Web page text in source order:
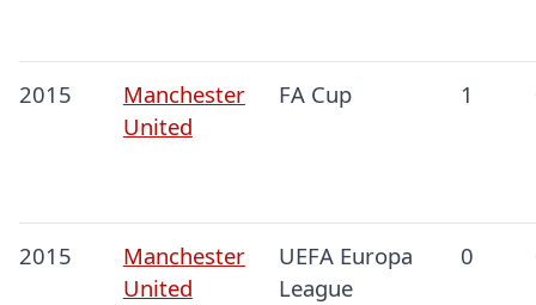
2015
Manchester
United
FA Cup 1
2015
Manchester
United
UEFA Europa
League
0